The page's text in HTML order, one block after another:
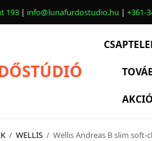
193 | info@lunafurdostudio.hu | +361-
/ WELLIS / Wellis Andreas B slim soft-